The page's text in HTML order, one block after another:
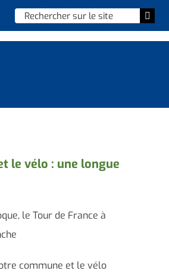
Chercher
:
le vélo : une longue
le Tour de France à
commune et le vélo